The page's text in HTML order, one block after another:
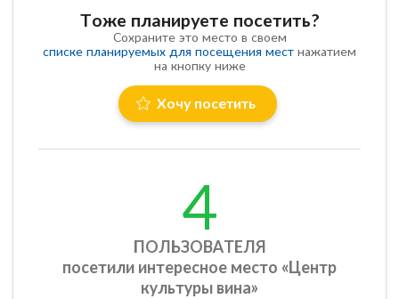
Тоже планируете посетить?
Сохраните это место в своем
списке планируемых для посещения мест нажатием
на кнопку ниже
Хочу посетить
4
ПОЛЬЗОВАТЕЛЯ
посетили интересное место «Центр
культуры вина»